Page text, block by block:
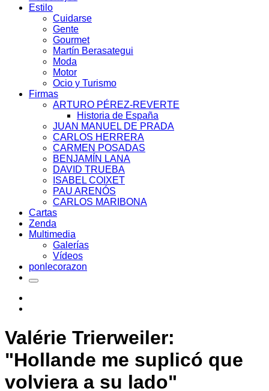
Estilo
Cuidarse
Gente
Gourmet
Martín Berasategui
Moda
Motor
Ocio y Turismo
Firmas
ARTURO PÉREZ-REVERTE
Historia de España
JUAN MANUEL DE PRADA
CARLOS HERRERA
CARMEN POSADAS
BENJAMÍN LANA
DAVID TRUEBA
ISABEL COIXET
PAU ARENÓS
CARLOS MARIBONA
Cartas
Zenda
Multimedia
Galerías
Vídeos
ponlecorazon
Valérie Trierweiler:
"Hollande me suplicó que
volviera a su lado"